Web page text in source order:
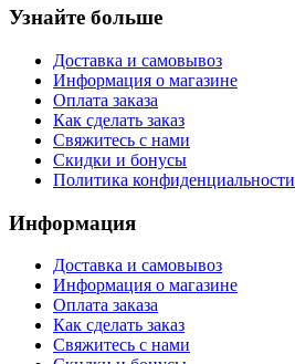
Узнайте больше
Доставка и самовывоз
Информация о магазине
Оплата заказа
Как сделать заказ
Свяжитесь с нами
Скидки и бонусы
Политика конфиденциальности
Информация
Доставка и самовывоз
Информация о магазине
Оплата заказа
Как сделать заказ
Свяжитесь с нами